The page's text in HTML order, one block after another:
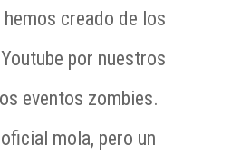
creado de los
por nuestros
eventos zombies.
mola, pero un